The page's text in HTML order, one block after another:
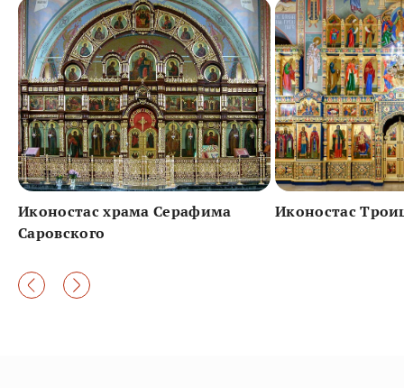
Иконостас храма Серафима
Саровского
Иконостас